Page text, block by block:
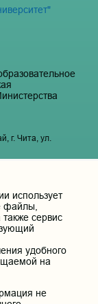
г. Чита, ул.
использует
файлы,
сервис
удобного
на
не